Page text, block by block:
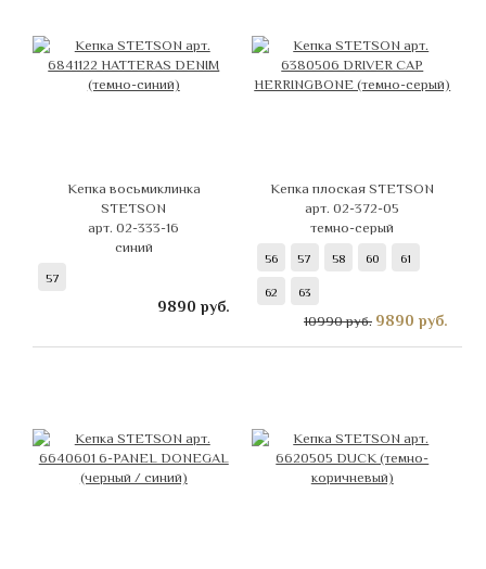
Кепка восьмиклинка
STETSON
арт. 02-333-16
синий
57
9890 руб.
Кепка плоская STETSON
арт. 02-372-05
темно-серый
56 57 58 60 61
62 63
10990 руб. 9890 руб.